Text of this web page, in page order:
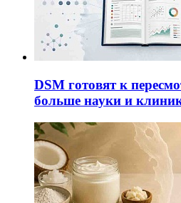
DSM готовят к
больше науки и